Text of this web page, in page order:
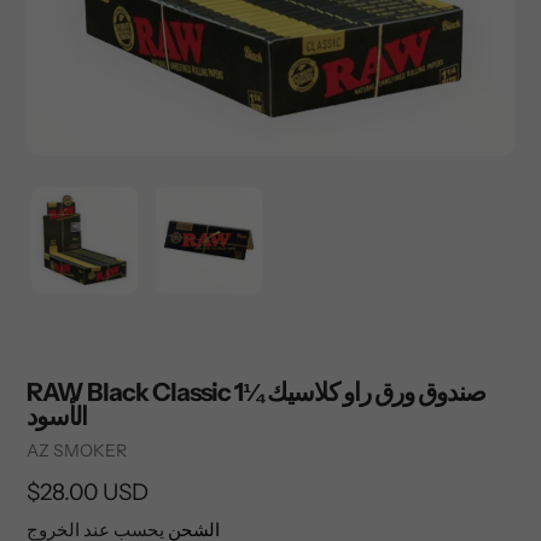
RAW Black Classic 1¼ صندوق ورق راو كلاسيك
الأسود
Vendor
AZ SMOKER
السعر
العادي
$28.00 USD
الشحن يحسب عند الخروج